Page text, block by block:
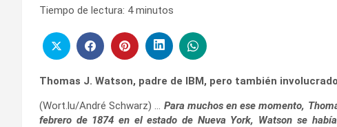
Tiempo de lectura: 4 minutos
Thomas J. Watson, padre de IBM, pero también
(Wort.lu/André Schwarz) … Para muchos en ese momento,
febrero de 1874 en el estado de Nueva York, Watson se